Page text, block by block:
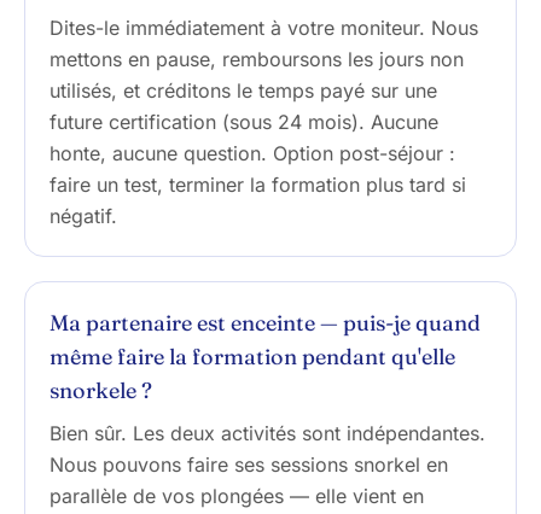
Dites-le immédiatement à votre moniteur. Nous
mettons en pause, remboursons les jours non
utilisés, et créditons le temps payé sur une
future certification (sous 24 mois). Aucune
honte, aucune question. Option post-séjour :
faire un test, terminer la formation plus tard si
négatif.
Ma partenaire est enceinte — puis-je quand
même faire la formation pendant qu'elle
snorkele ?
Bien sûr. Les deux activités sont indépendantes.
Nous pouvons faire ses sessions snorkel en
parallèle de vos plongées — elle vient en